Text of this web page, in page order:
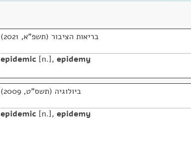
בריאות הציבור (תשפ"א, 2021)
epidemic n. , epidemy
ביולוגיה (תשס"ט, 2009)
epidemic n. , epidemy